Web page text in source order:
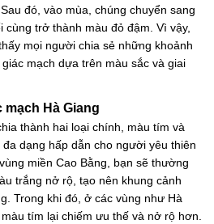
đó, vào mùa, chúng chuyển sang
cùng trở thành màu đỏ đậm. Vì vậy,
mọi người chia sẻ những khoảnh
mạch dựa trên màu sắc và giai
mạch Hà Giang
thành hai loại chính, màu tím và
dạng hấp dẫn cho người yêu thiên
miền Cao Bằng, bạn sẽ thường
trắng nở rộ, tạo nên khung cảnh
Trong khi đó, ở các vùng như Hà
tím lại chiếm ưu thế và nở rộ hơn.